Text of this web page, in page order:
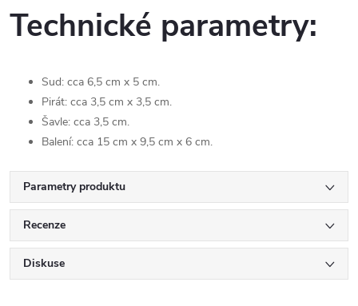
Technické parametry:
Sud: cca 6,5 cm x 5 cm.
Pirát: cca 3,5 cm x 3,5 cm.
Šavle: cca 3,5 cm.
Balení: cca 15 cm x 9,5 cm x 6 cm.
Parametry produktu
Recenze
Diskuse